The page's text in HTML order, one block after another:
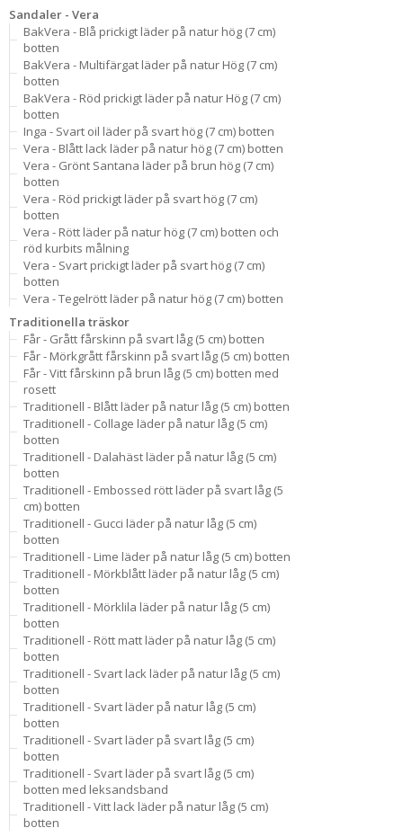
Sandaler - Vera
BakVera - Blå prickigt läder på natur hög (7 cm)
botten
BakVera - Multifärgat läder på natur Hög (7 cm)
botten
BakVera - Röd prickigt läder på natur Hög (7 cm)
botten
Inga - Svart oil läder på svart hög (7 cm) botten
Vera - Blått lack läder på natur hög (7 cm) botten
Vera - Grönt Santana läder på brun hög (7 cm)
botten
Vera - Röd prickigt läder på svart hög (7 cm)
botten
Vera - Rött läder på natur hög (7 cm) botten och
röd kurbits målning
Vera - Svart prickigt läder på svart hög (7 cm)
botten
Vera - Tegelrött läder på natur hög (7 cm) botten
Traditionella träskor
Får - Grått fårskinn på svart låg (5 cm) botten
Får - Mörkgrått fårskinn på svart låg (5 cm) botten
Får - Vitt fårskinn på brun låg (5 cm) botten med
rosett
Traditionell - Blått läder på natur låg (5 cm) botten
Traditionell - Collage läder på natur låg (5 cm)
botten
Traditionell - Dalahäst läder på natur låg (5 cm)
botten
Traditionell - Embossed rött läder på svart låg (5
cm) botten
Traditionell - Gucci läder på natur låg (5 cm)
botten
Traditionell - Lime läder på natur låg (5 cm) botten
Traditionell - Mörkblått läder på natur låg (5 cm)
botten
Traditionell - Mörklila läder på natur låg (5 cm)
botten
Traditionell - Rött matt läder på natur låg (5 cm)
botten
Traditionell - Svart lack läder på natur låg (5 cm)
botten
Traditionell - Svart läder på natur låg (5 cm)
botten
Traditionell - Svart läder på svart låg (5 cm)
botten
Traditionell - Svart läder på svart låg (5 cm)
botten med leksandsband
Traditionell - Vitt lack läder på natur låg (5 cm)
botten